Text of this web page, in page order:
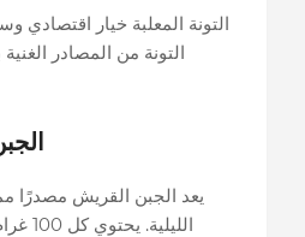
يعد الجبن القريش مصدرًا